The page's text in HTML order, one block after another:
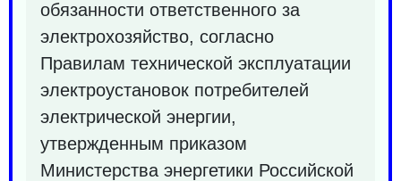
обязанности ответственного за
электрохозяйство, согласно
Правилам технической эксплуатации
электроустановок потребителей
электрической энергии,
утвержденным приказом
Министерства энергетики Российской